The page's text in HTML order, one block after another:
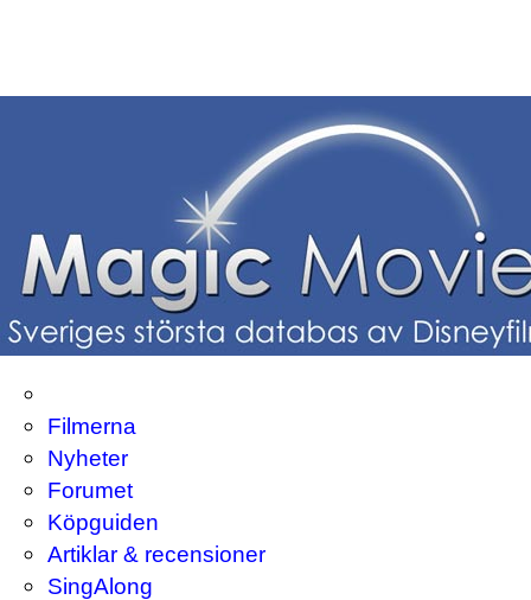
Filmerna
Nyheter
Forumet
Köpguiden
Artiklar & recensioner
SingAlong